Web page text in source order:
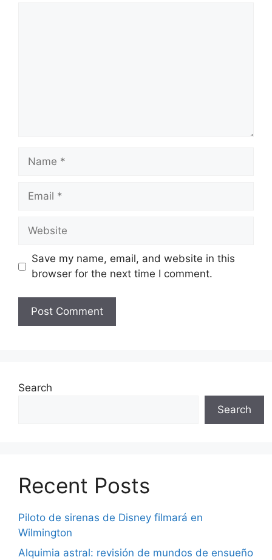
Name
Email
Website
Save my name, email, and website in this
browser for the next time I comment.
Search
Search
Recent Posts
Piloto de sirenas de Disney filmará en
Wilmington
Alquimia astral: revisión de mundos de ensueño